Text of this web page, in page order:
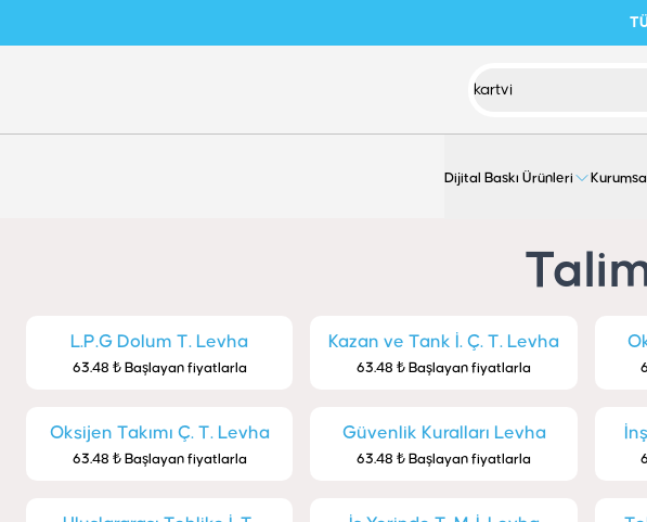
Dijital Baskı Ürünleri
L.P.G Dolum T. Levha
63.48 ₺ Başlayan fiyatlarla
Kazan ve Tank İ. Ç. T. Levha
63.48 ₺ Başlayan fiyatlarla
Oksijen Takımı Ç. T. Levha
63.48 ₺ Başlayan fiyatlarla
Güvenlik Kuralları Levha
63.48 ₺ Başlayan fiyatlarla